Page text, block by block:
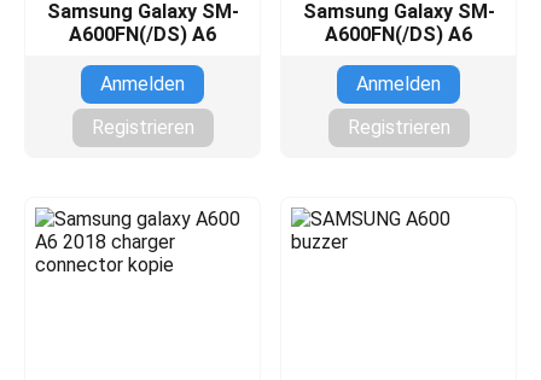
Samsung Galaxy SM-
A600FN(/DS) A6
Anmelden
Registrieren
Samsung Galaxy SM-
A600FN(/DS) A6
Anmelden
Registrieren